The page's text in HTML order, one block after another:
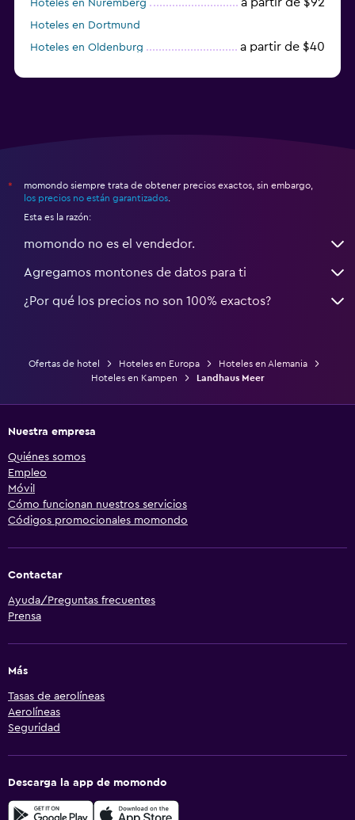
Hoteles en Nuremberg
Hoteles en Dortmund
Hoteles en Oldenburg
a partir de $40
*
momondo siempre trata de obtener precios exactos, sin embargo,
los precios no están garantizados
Esta es la razón:
momondo no es el vendedor.
Agregamos montones de datos para ti
¿Por qué los precios no son 100% exactos?
Ofertas de hotel Hoteles en Europa
Hoteles en Alemania
Hoteles en Kampen
Landhaus Meer
Nuestra empresa
Quiénes somos
Empleo
Móvil
Cómo funcionan nuestros servicios
Códigos promocionales momondo
Contactar
Ayuda/Preguntas frecuentes
Prensa
Más
Tasas de aerolíneas
Aerolíneas
Seguridad
Descarga la app de momondo